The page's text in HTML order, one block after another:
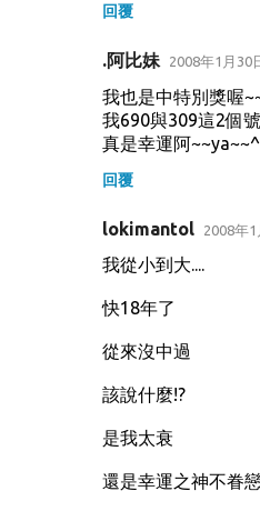
回覆
.阿比妹 2008年1月30
我也是中特別獎喔
我690與309這2個
真是幸運阿
回覆
lokimantol 2008年
我從小到大....
快18年了
從來沒中過
該說什麼!?
是我太衰
還是幸運之神不眷